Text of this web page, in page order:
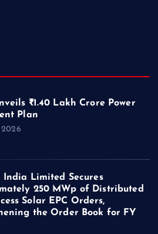
₹1.40 Lakh Crore Power
Plan
2026
India Limited Secures
250 MWp of Distributed
Solar EPC Orders,
the Order Book for FY